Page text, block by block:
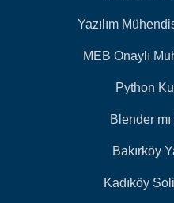
Yazılım
MEB Onaylı
Python
Blender
Bakırköy
Kadıköy